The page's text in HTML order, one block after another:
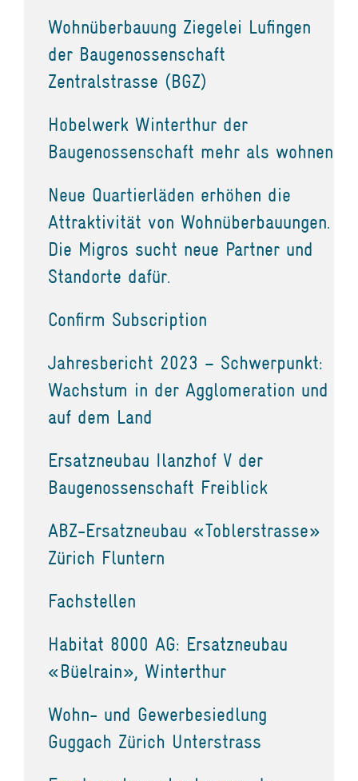
Wohnüberbauung Ziegelei Lufingen
der Baugenossenschaft
Zentralstrasse (BGZ)
Hobelwerk Winterthur der
Baugenossenschaft mehr als wohnen
Neue Quartierläden erhöhen die
Attraktivität von Wohnüberbauungen.
Die Migros sucht neue Partner und
Standorte dafür.
Confirm Subscription
Jahresbericht 2023 – Schwerpunkt:
Wachstum in der Agglomeration und
auf dem Land
Ersatzneubau Ilanzhof V der
Baugenossenschaft Freiblick
ABZ-Ersatzneubau «Toblerstrasse»
Zürich Fluntern
Fachstellen
Habitat 8000 AG: Ersatzneubau
«Büelrain», Winterthur
Wohn- und Gewerbesiedlung
Guggach Zürich Unterstrass